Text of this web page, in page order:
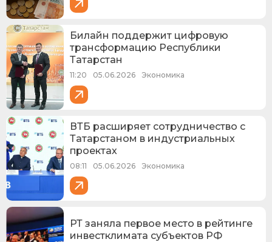
Билайн поддержит цифровую
трансформацию Республики
Татарстан
11:20 05.06.2026 Экономика
ВТБ расширяет сотрудничество с
Татарстаном в индустриальных
проектах
08:11 05.06.2026 Экономика
РТ заняла первое место в рейтинге
инвестклимата субъектов РФ